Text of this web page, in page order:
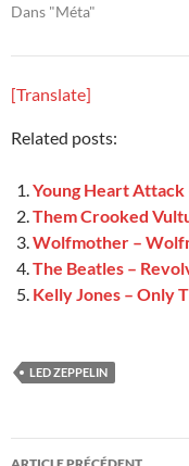
Dans "Méta"
[Translate]
Related posts:
Young Heart
Them Crooked
Wolfmother –
The Beatles –
Kelly Jones – Only
LED ZEPPELIN
Navigation